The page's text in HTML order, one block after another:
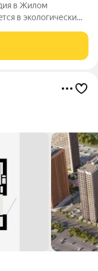
в Жилом
в экологически
ocтанoвкa